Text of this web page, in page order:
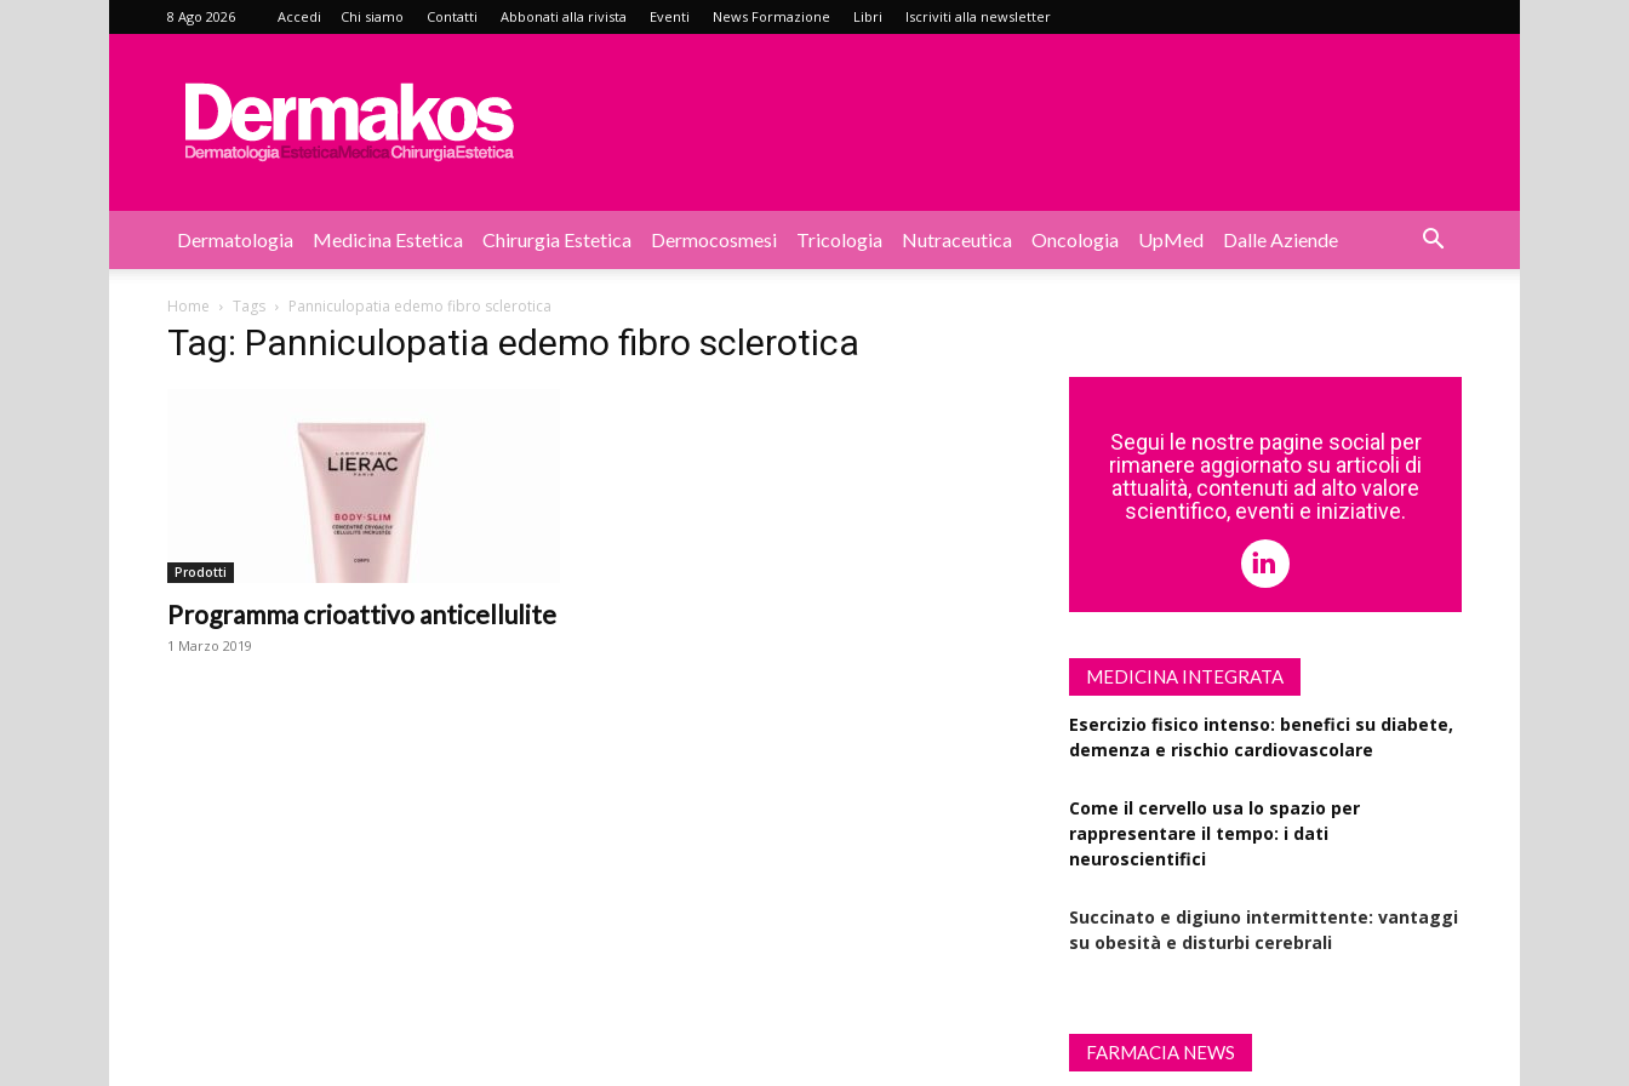
8 Ago 2026 Accedi Chi siamo Contatti Abbonati alla rivista Eventi News Formazione Libri Iscriviti alla newsletter
Dermakos
Dermatologia Medicina Estetica Chirurgia Estetica Dermocosmesi Tricologia Nutraceutica Oncologia UpMed Dalle Aziende
Home Tags Panniculopatia edemo fibro sclerotica
Tag: Panniculopatia edemo fibro sclerotica
Prodotti
Programma crioattivo anticellulite
1 Marzo 2019
Segui le nostre pagine social per
rimanere aggiornato su articoli di
attualità, contenuti ad alto valore
scientifico, eventi e iniziative.
MEDICINA INTEGRATA
Esercizio fisico intenso: benefici su diabete,
demenza e rischio cardiovascolare
Come il cervello usa lo spazio per
rappresentare il tempo: i dati
neuroscientifici
Succinato e digiuno intermittente: vantaggi
su obesità e disturbi cerebrali
FARMACIA NEWS